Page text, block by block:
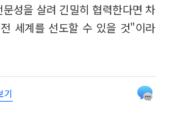
성을 살려 긴밀히 협력한다면 차
세계를 선도할 수 있을 것"이라
기